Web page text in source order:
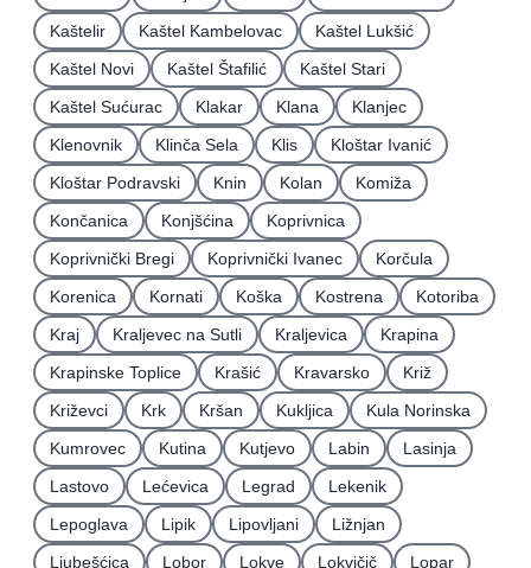
Kaštelir
Kaštel Kambelovac
Kaštel Lukšić
Kaštel Novi
Kaštel Štafilić
Kaštel Stari
Kaštel Sućurac
Klakar Klana
Klanjec
Klenovnik
Klinča Sela Klis
Kloštar Ivanić
Kloštar Podravski
Knin Kolan
Komiža
Končanica
Konjšćina
Koprivnica
Koprivnički Bregi
Koprivnički Ivanec
Korčula
Korenica
Kornati Koška Kostrena
Kotoriba
Kraj
Kraljevec na Sutli Kraljevica
Krapina
Krapinske Toplice
Krašić Kravarsko
Križ
Križevci
Krk Kršan Kukljica
Kula Norinska
Kumrovec
Kutina Kutjevo Labin
Lasinja
Lastovo
Lećevica Legrad
Lekenik
Lepoglava
Lipik Lipovljani
Ližnjan
Ljubešćica
Lobor Lokve Lokvičič
Lopar